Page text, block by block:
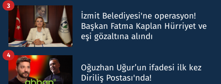
İzmit Belediyesi'ne operasyon!
Başkan Fatma Kaplan Hürriyet ve
eşi gözaltına alındı
3
Oğuzhan Uğur’un ifadesi ilk kez
Diriliş Postası'nda!
4